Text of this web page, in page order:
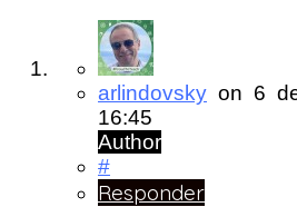
arlindovsky on 6
16:45
Author
#
Responder